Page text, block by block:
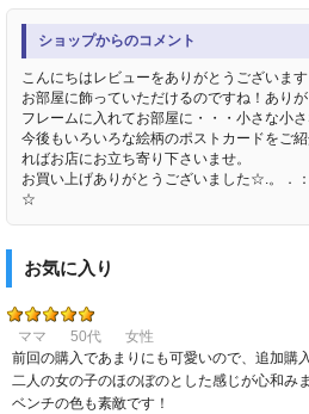
ショップからのコメント
こんにちはレビューをありがとうございます
お部屋に飾っていただけるのですね！あり
フレームに入れてお部屋に・・・小さな小
今後もいろいろな絵柄のポストカードをご
ればお店にお立ち寄り下さいませ。
お買い上げありがとうございました☆.。．
☆
お気に入り
ママ 50代
女性
前回の購入であまりにも可愛いので、追加購入
二人の女の子のほのぼのとした感じが心和みま
ベンチの色も素敵です！